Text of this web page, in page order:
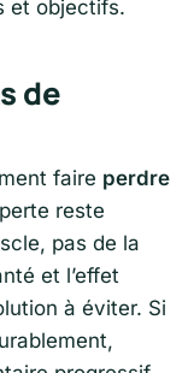
et objectifs.
de
faire perdre
reste
pas de la
et l’effet
à éviter. Si